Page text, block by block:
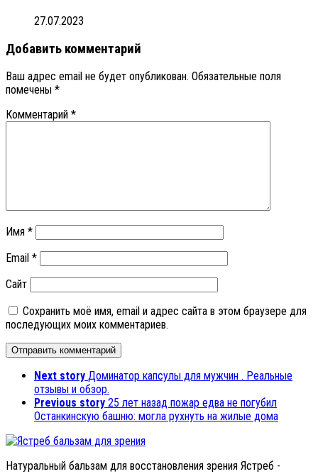
27.07.2023
Добавить комментарий
Ваш адрес email не будет опубликован. Обязательные поля
помечены *
Комментарий *
Имя *
Email *
Сайт
Сохранить моё имя, email и адрес сайта в этом браузере для
последующих моих комментариев.
Next story Доминатор капсулы для мужчин . Реальные
отзывы и обзор.
Previous story 25 лет назад пожар едва не погубил
Останкинскую башню: могла рухнуть на жилые дома
Натуральный бальзам для восстановления зрения Ястреб -